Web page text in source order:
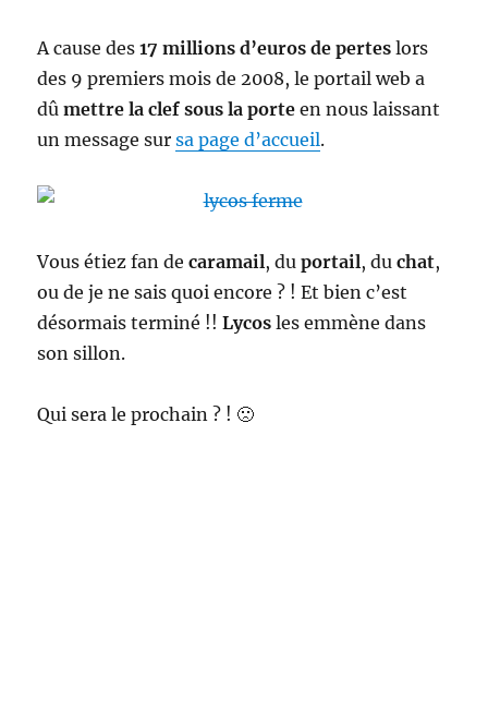
A cause des17 millions d’euros de pertes lors
des 9 premiers mois de 2008, le portail web a
dûmettre la clef sous la porte en nous laissant
un message sursa page d’accueil.
Vous étiez fan decaramail, duportail, duchat,
ou de je ne sais quoi encore ? ! Et bien c’est
désormais terminé !!Lycosles emmène dans
son sillon.
Qui sera le prochain ? ! 🙁